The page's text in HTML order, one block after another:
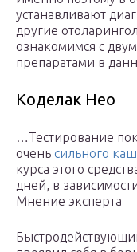
устанавливают
другие
ознакомимся с
препаратами в
Коделак Нео
…Тестирование
очень сильного
курса этого
дней, в
Мнение эксперта